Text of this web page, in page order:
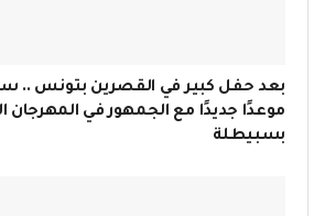
موعدًا جديدًا مع الجمهور في المهرجان
بسبيطلة